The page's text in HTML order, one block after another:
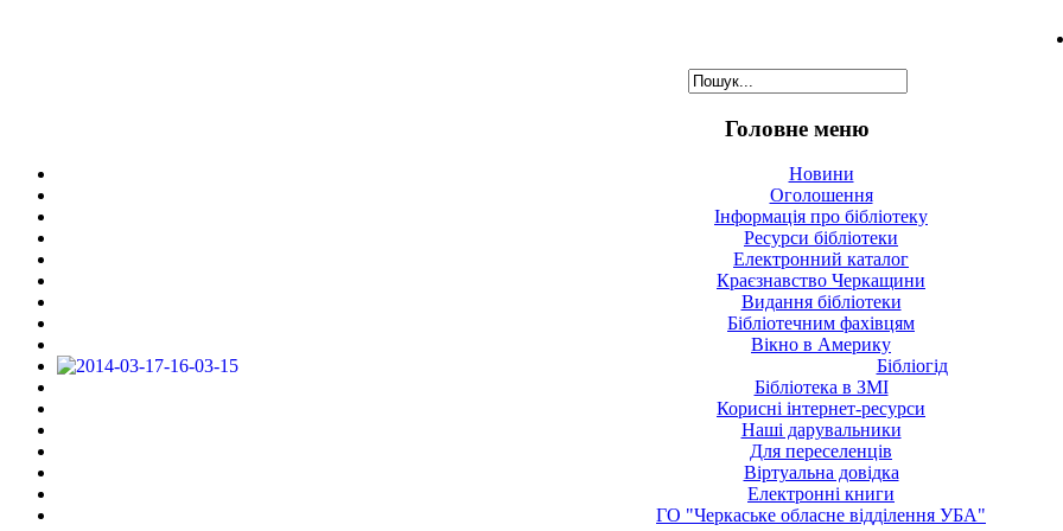
Головне меню
Новини
Оголошення
Інформація про бібліотеку
Ресурси бібліотеки
Електронний каталог
Краєзнавство Черкащини
Видання бібліотеки
Бібліотечним фахівцям
Вікно в Америку
Бібліогід
Бібліотека в ЗМІ
Корисні інтернет-ресурси
Наші дарувальники
Для переселенців
Віртуальна довідка
Електронні книги
ГО "Черкаське обласне відділення УБА"